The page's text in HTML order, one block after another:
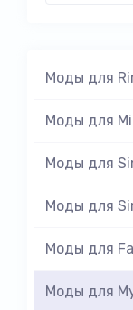
Моды для
Моды для
Моды для
Моды для
Моды для
Моды для